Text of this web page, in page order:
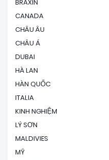
BRAXIN
CANADA
CHÂU ÂU
CHÂU Á
DUBAI
HÀ LAN
HÀN QUỐC
ITALIA
KINH NGHIỆM
LÝ SƠN
MALDIVIES
MỸ